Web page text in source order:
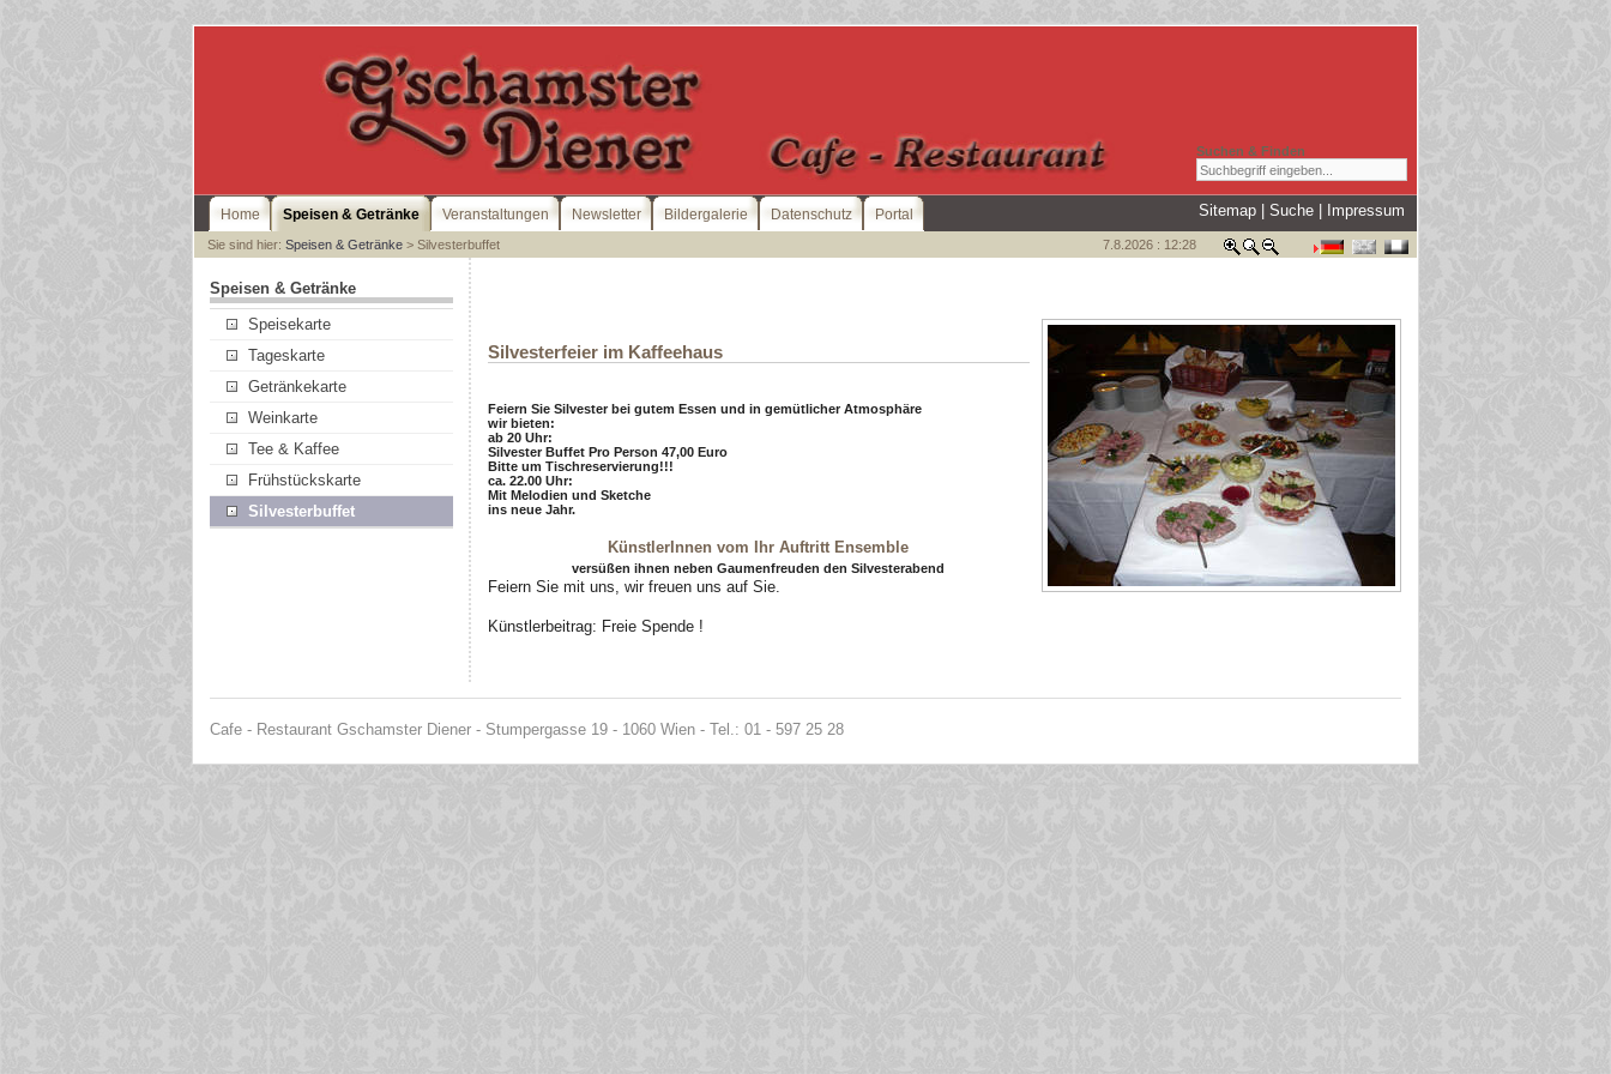
Suchen & Finden
Sitemap |Suche Impressum
Home Speisen & Getränke Veranstaltungen Newsletter Bildergalerie Datenschutz Portal
Sie sind hier: Speisen & Getränke> Silvesterbuffet 7.8.2026 : 12:28
Speisen & Getränke
Speisekarte
Tageskarte
Getränkekarte
Weinkarte
Tee & Kaffee
Frühstückskarte
Silvesterbuffet
Silvesterfeier im Kaffeehaus
Feiern Sie Silvester bei gutem Essen und in gemütlicher Atmosphäre
wir bieten:
ab 20 Uhr:
Silvester Buffet Pro Person 47,00 Euro
Bitte um Tischreservierung!!!
ca. 22.00 Uhr:
Mit Melodien und Sketche
ins neue Jahr.
KünstlerInnen vom Ihr Auftritt Ensemble
versüßen ihnen neben Gaumenfreuden den Silvesterabend
Feiern Sie mit uns, wir freuen uns auf Sie.
Künstlerbeitrag: Freie Spende !
Cafe - Restaurant Gschamster Diener - Stumpergasse 19 - 1060 Wien - Tel.: 01 - 597 25 28